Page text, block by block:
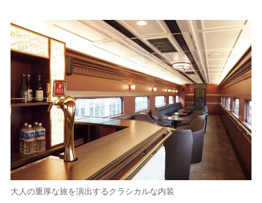
大人の重厚な旅を演出するクラシカルな内装